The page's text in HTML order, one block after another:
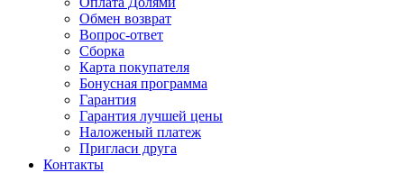
Обмен возврат
Вопрос-ответ
Сборка
Карта покупателя
Бонусная программа
Гарантия
Гарантия лучшей цены
Наложеный платеж
Пригласи друга
Контакты